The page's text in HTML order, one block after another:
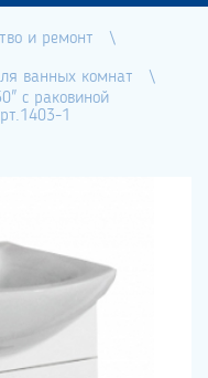
и ремонт
ванных комнат
с раковиной
1